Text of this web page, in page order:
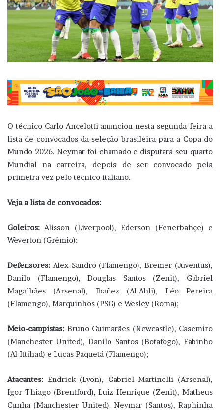
O técnico Carlo Ancelotti anunciou nesta segunda-feira a
lista de convocados da seleção brasileira para a Copa do
Mundo 2026. Neymar foi chamado e disputará seu quarto
Mundial na carreira, depois de ser convocado pela
primeira vez pelo técnico italiano.
Veja a lista de convocados:
Goleiros: Alisson (Liverpool), Ederson (Fenerbahçe) e
Weverton (Grêmio);
Defensores: Alex Sandro (Flamengo), Bremer (Juventus),
Danilo (Flamengo), Douglas Santos (Zenit), Gabriel
Magalhães (Arsenal), Ibañez (Al-Ahli), Léo Pereira
(Flamengo), Marquinhos (PSG) e Wesley (Roma);
Meio-campistas: Bruno Guimarães (Newcastle), Casemiro
(Manchester United), Danilo Santos (Botafogo), Fabinho
(Al-Ittihad) e Lucas Paquetá (Flamengo);
Atacantes: Endrick (Lyon), Gabriel Martinelli (Arsenal),
Igor Thiago (Brentford), Luiz Henrique (Zenit), Matheus
Cunha (Manchester United), Neymar (Santos), Raphinha